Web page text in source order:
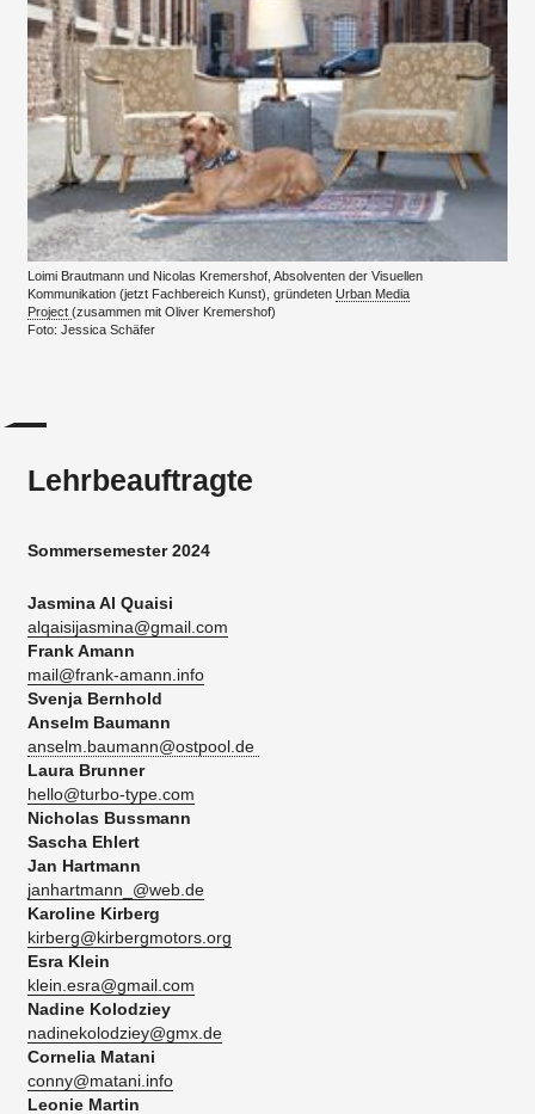
Loimi Brautmann und Nicolas Kremershof, Absolventen der Visuellen
Kommunikation (jetzt Fachbereich Kunst), gründeten Urban Media
Project (zusammen mit Oliver Kremershof)
Foto: Jessica Schäfer
Lehrbeauftragte
Sommersemester 2024
Jasmina Al Quaisi
alqaisijasmina@gmail.com
Frank Amann
mail@frank-amann.info
Svenja Bernhold
Anselm Baumann
anselm.baumann@ostpool.de
Laura Brunner
hello@turbo-type.com
Nicholas Bussmann
Sascha Ehlert​
Jan Hartmann
janhartmann_@web.de
Karoline Kirberg
kirberg@kirbergmotors.org
Esra Klein
klein.esra@gmail.com
Nadine Kolodziey
nadinekolodziey@gmx.de
Cornelia Matani
conny@matani.info
Leonie Martin